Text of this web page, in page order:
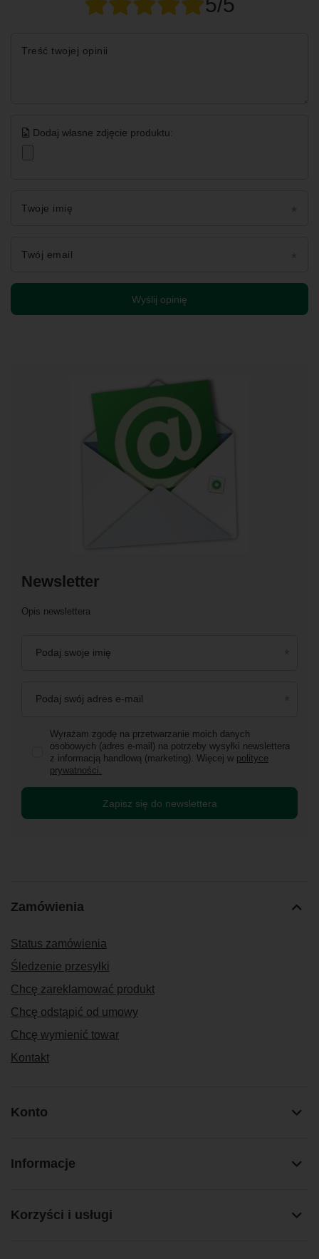
Treść twojej opinii
Dodaj własne zdjęcie produktu:
Twoje imię
Twój email
Wyślij opinię
Newsletter
Opis newslettera
Podaj swoje imię
Podaj swój adres e-mail
Wyrażam zgodę na przetwarzanie moich danych
osobowych (adres e-mail) na potrzeby wysyłki newslettera
z informacją handlową (marketing). Więcej w polityce
prywatności.
Zapisz się do newslettera
Zamówienia
Status zamówienia
Śledzenie przesyłki
Chcę zareklamować produkt
Chcę odstąpić od umowy
Chcę wymienić towar
Kontakt
Konto
Informacje
Korzyści i usługi